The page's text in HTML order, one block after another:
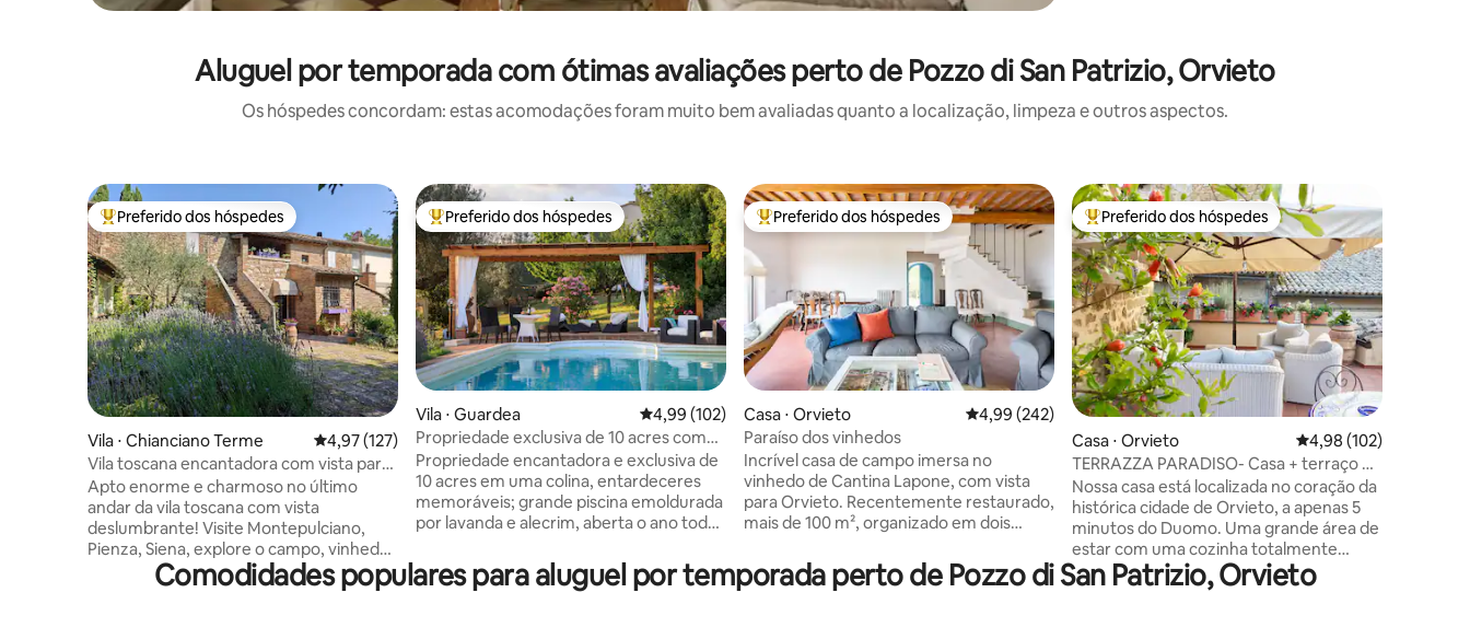
Aluguel por temporada com ótimas avaliações perto de Pozzo di San Patrizio, Orvieto
Os hóspedes concordam: estas acomodações foram muito bem avaliadas quanto a localização, limpeza e outros aspectos.
Entre os melhores preferidos dos hóspedes
Preferido dos hóspedes
Vila ⋅ Chianciano Terme 4,97 de uma avaliação média de 5, 127 avaliações
4,97 (127)
Vila toscana encantadora com vista para
família e amigos
Apto enorme e charmoso no último
andar da vila toscana com vista
deslumbrante! Visite Montepulciano,
Pienza, Siena, explore o campo, vinhedos
e fontes termais, caminhadas ou e-bike,
passeando ou dirigindo! Duas suítes
Entre os melhores preferidos dos hóspedes
Preferido dos hóspedes
Vila ⋅ Guardea 4,99 de uma avaliação média de 5, 102 avaliações
4,99 (102)
Propriedade exclusiva de 10 acres com
piscina e olival!
Propriedade encantadora e exclusiva de
10 acres em uma colina, entardeceres
memoráveis; grande piscina emoldurada
por lavanda e alecrim, aberta o ano todo.
Muito privado e tranquilo 2 andares, 4
quartos, 4 banheiros, banheira de
Entre os melhores preferidos dos hóspedes
Preferido dos hóspedes
Casa ⋅ Orvieto 4,99 de uma avaliação média de 5, 242 avaliações
4,99 (242)
Paraíso dos vinhedos
Incrível casa de campo imersa no
vinhedo de Cantina Lapone, com vista
para Orvieto. Recentemente restaurado,
mais de 100 m², organizado em dois
único com uma grande sala de estar
(com lareira) e uma espaçosa cozinha
Entre os melhores preferidos dos hóspedes
Preferido dos hóspedes
Casa ⋅ Orvieto 4,98 de uma avaliação
4,98 (102)
TERRAZZA PARADISO- Casa + terraço +
estacionamento
Nossa casa está localizada no coração da
histórica cidade de Orvieto, a apenas 5
minutos do Duomo. Uma grande área de
estar com uma cozinha totalmente
equipada está no primeiro andar, no
segundo andar há dois quartos, um
Comodidades populares para aluguel por temporada perto de Pozzo di San Patrizio, Orvieto